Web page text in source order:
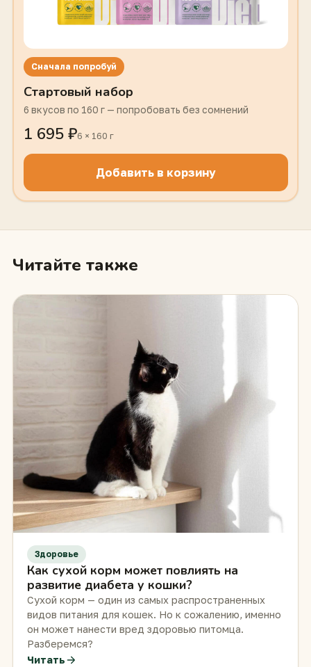
Сначала попробуй
Стартовый набор
6 вкусов по 160 г — попробовать без сомнений
1 695 ₽6 × 160 г
Добавить в корзину
Читайте также
Здоровье
Как сухой корм может повлиять на
развитие диабета у кошки?
Сухой корм — один из самых распространенных
видов питания для кошек. Но к сожалению, именно
он может нанести вред здоровью питомца.
Разберемся?
Читать